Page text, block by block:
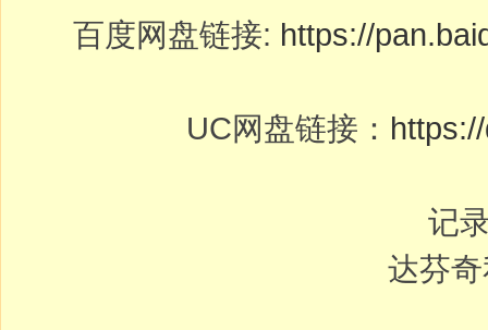
百度网盘链接: https://
UC网盘链接：
记
达芬